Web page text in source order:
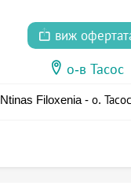
виж
о-в Тасос
Ntinas Filoxenia - о.